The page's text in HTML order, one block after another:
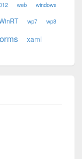
web windows
wp7 wp8
xaml